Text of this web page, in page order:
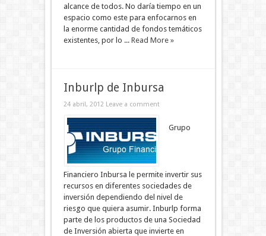
alcance de todos. No daría tiempo en un
espacio como este para enfocarnos en
la enorme cantidad de fondos temáticos
existentes, por lo ... Read More »
Inburlp de Inbursa
24 abril, 2012 Leave a comment
Grupo
Financiero Inbursa le permite invertir sus
recursos en diferentes sociedades de
inversión dependiendo del nivel de
riesgo que quiera asumir. Inburlp forma
parte de los productos de una Sociedad
de Inversión abierta que invierte en